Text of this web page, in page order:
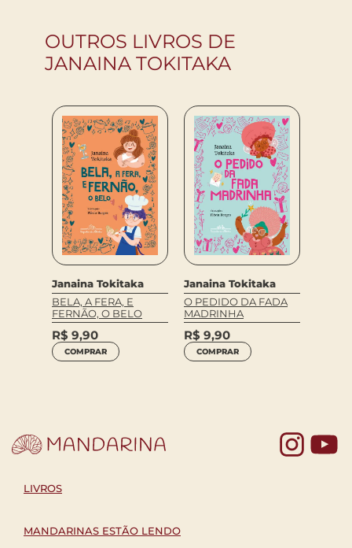
OUTROS LIVROS DE
JANAINA TOKITAKA
Janaina Tokitaka
BELA, A FERA, E
FERNÃO, O BELO
R$ 9,90
COMPRAR
Janaina Tokitaka
O PEDIDO DA FADA
MADRINHA
R$ 9,90
COMPRAR
LIVROS
MANDARINAS ESTÃO LENDO